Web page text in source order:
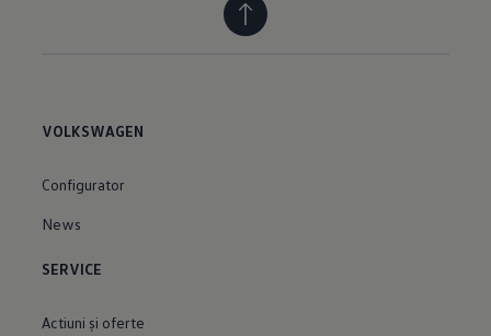
VOLKSWAGEN
Configurator
News
SERVICE
Actiuni şi oferte